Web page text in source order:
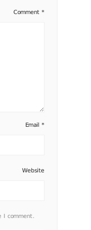
Comment *
Email *
Website
I comment.